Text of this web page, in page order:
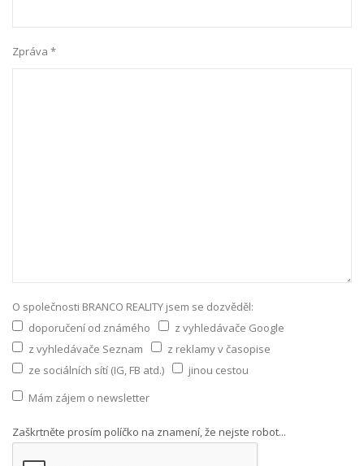
Zpráva *
O společnosti BRANCO REALITY jsem se dozvěděl:
doporučení od známého
z vyhledávače Google
z vyhledávače Seznam
z reklamy v časopise
ze sociálních sítí (IG, FB atd.)
jinou cestou
Mám zájem o newsletter
Zaškrtněte prosím políčko na znamení, že nejste robot...